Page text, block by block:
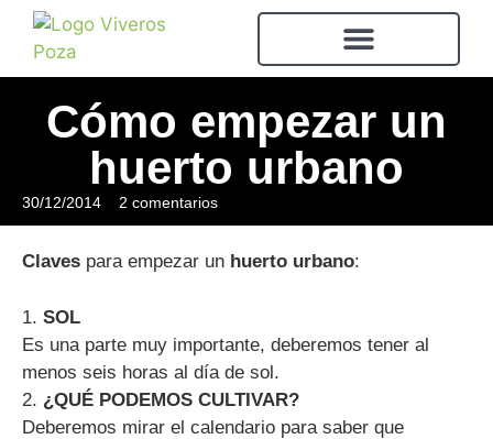
Cómo empezar un
huerto urbano
30/12/2014 2 comentarios
Claves para empezar un huerto urbano:
1. SOL
Es una parte muy importante, deberemos tener al
menos seis horas al día de sol.
2. ¿QUÉ PODEMOS CULTIVAR?
Deberemos mirar el calendario para saber que